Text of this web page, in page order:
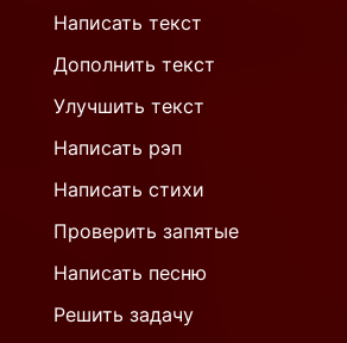
Написать текст
Дополнить текст
Улучшить текст
Написать рэп
Написать стихи
Проверить запятые
Написать песню
Решить задачу